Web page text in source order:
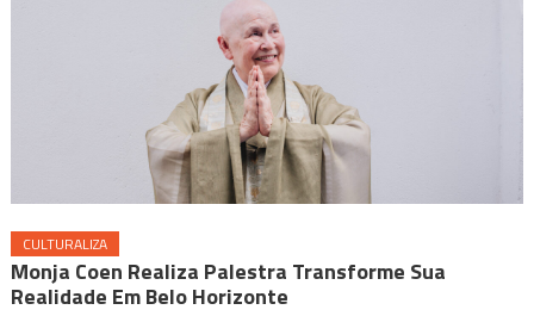
CULTURALIZA
Monja Coen Realiza Palestra Transforme Sua
Realidade Em Belo Horizonte